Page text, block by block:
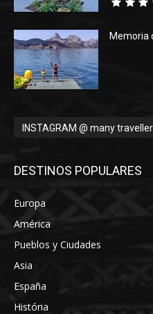
Memoria
INSTAGRAM @ many
DESTINOS POPULARES
Europa
América
Pueblos y Ciudades
Asia
España
História